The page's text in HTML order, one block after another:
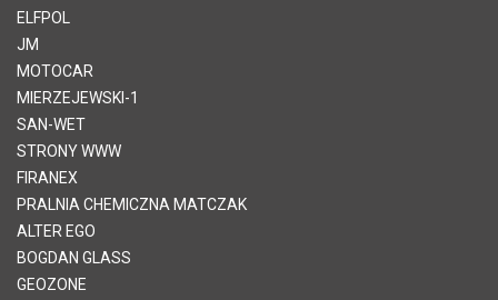
ELFPOL
JM
MOTOCAR
MIERZEJEWSKI-1
SAN-WET
STRONY WWW
FIRANEX
PRALNIA CHEMICZNA MATCZAK
ALTER EGO
BOGDAN GLASS
GEOZONE